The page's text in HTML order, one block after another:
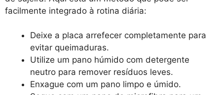
facilmente integrado à rotina diária:
Deixe a placa arrefecer completamente para
evitar queimaduras.
Utilize um pano húmido com detergente
neutro para remover resíduos leves.
Enxague com um pano limpo e úmido.